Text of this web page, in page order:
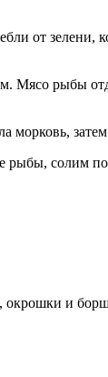
от
рыбы
морковь,
рыбы, солим
окрошки и